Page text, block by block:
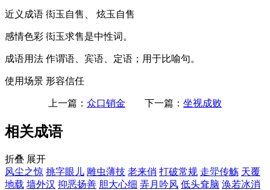
近义成语 衒玉自售、 炫玉自售
感情色彩 衒玉求售是中性词。
成语用法 作谓语、宾语、定语；用于比喻句。
使用场景 形容信任
上一篇： 众口销金 下一篇： 坐视成败
相关成语
折叠 展开
风尘之惊 挑字眼儿 雕虫薄技 老来俏 打破常规 走斝传觞 天覆
地载 墙外汉 抑恶扬善 胆大心细 弄月吟风 低头耷脑 涣若冰消